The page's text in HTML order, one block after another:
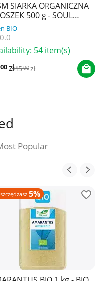
SIARKA ORGANICZNA
500 g - SOUL
BIO
0.0
54 item(s)
00zł4590zł
Popular
5%